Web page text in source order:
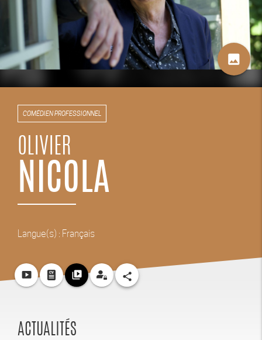
image
COMÉDIEN PROFESSIONNEL
OLIVIER
NICOLA
Langue(s) : Français
smart_display video_library share
ACTUALITÉS